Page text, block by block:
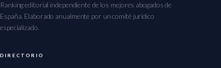
Ranking editorial independiente de los mejores abogados de
España. Elaborado anualmente por un comité jurídico
especializado.
DIRECTORIO